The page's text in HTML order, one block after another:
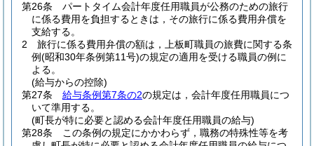
第26条
パートタイム会計年度任用職員が公務のための旅行
に係る費用を負担するときは，その旅行に係る費用弁償を
支給する。
2
旅行に係る費用弁償の額は，上板町職員の旅費に関する条
例(昭和30年条例第11号)の規定の適用を受ける職員の例に
よる。
(給与からの控除)
第27条
給与条例第7条の2の規定は，会計年度任用職員につ
いて準用する。
(町長が特に必要と認める会計年度任用職員の給与)
第28条
この条例の規定にかかわらず，職務の特殊性等を考